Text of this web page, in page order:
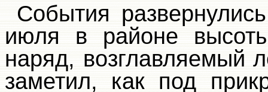
События
июля в районе
наряд, возглавляемый
заметил, как под